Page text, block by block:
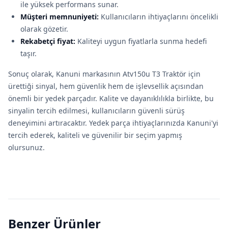
ile yüksek performans sunar.
Müşteri memnuniyeti: Kullanıcıların ihtiyaçlarını öncelikli
olarak gözetir.
Rekabetçi fiyat: Kaliteyi uygun fiyatlarla sunma hedefi
taşır.
Sonuç olarak, Kanuni markasının Atv150u T3 Traktör için
ürettiği sinyal, hem güvenlik hem de işlevsellik açısından
önemli bir yedek parçadır. Kalite ve dayanıklılıkla birlikte, bu
sinyalin tercih edilmesi, kullanıcıların güvenli sürüş
deneyimini artıracaktır. Yedek parça ihtiyaçlarınızda Kanuni'yi
tercih ederek, kaliteli ve güvenilir bir seçim yapmış
olursunuz.
Benzer Ürünler